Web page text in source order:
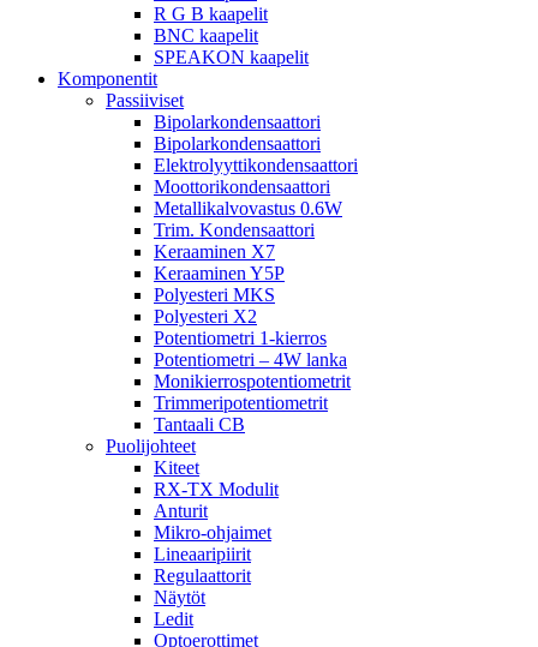
R G B kaapelit
BNC kaapelit
SPEAKON kaapelit
Komponentit
Passiiviset
Bipolarkondensaattori
Bipolarkondensaattori
Elektrolyyttikondensaattori
Moottorikondensaattori
Metallikalvovastus 0.6W
Trim. Kondensaattori
Keraaminen X7
Keraaminen Y5P
Polyesteri MKS
Polyesteri X2
Potentiometri 1-kierros
Potentiometri – 4W lanka
Monikierrospotentiometrit
Trimmeripotentiometrit
Tantaali CB
Puolijohteet
Kiteet
RX-TX Modulit
Anturit
Mikro-ohjaimet
Lineaaripiirit
Regulaattorit
Näytöt
Ledit
Optoerottimet